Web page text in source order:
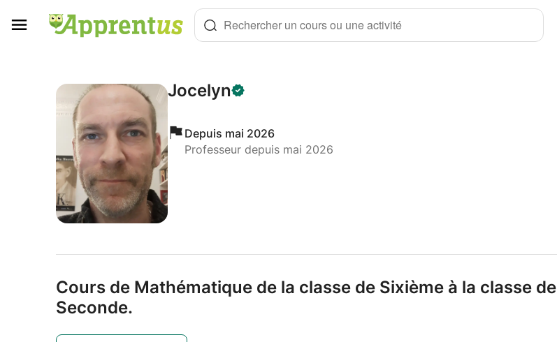
Rechercher un cours ou une activité
Jocelyn
Depuis mai 2026
Professeur depuis mai 2026
Cours de Mathématique de la classe de Sixième à la classe de
Seconde.